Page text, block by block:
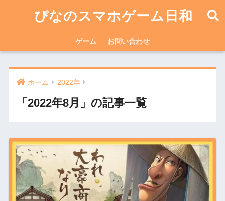
ぴなのスマホゲーム日和
ゲーム お問い合わせ
ホーム 2022年
「2022年8月」の記事一覧